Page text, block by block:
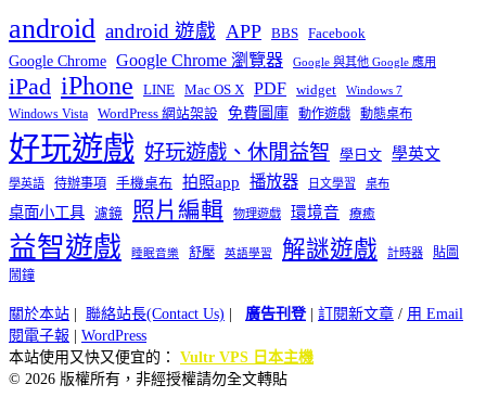
android android 遊戲 APP BBS Facebook
Google Chrome Google Chrome 瀏覽器 Google 與其他 Google 應用
iPad iPhone LINE Mac OS X PDF widget Windows 7
Windows Vista WordPress 網站架設 免費圖庫 動作遊戲 動態桌布
好玩遊戲 好玩遊戲、休閒益智 學日文 學英文
學英語 待辦事項 手機桌布 拍照app 播放器 日文學習 桌布
桌面小工具 濾鏡 照片編輯 物理遊戲 環境音 療癒
益智遊戲 睡眠音樂 舒壓 英語學習 解謎遊戲 計時器
貼圖
鬧鐘
關於本站 | 聯絡站長(Contact Us) | 廣告刊登| 訂閱新文章 / 用 Email
閱電子報 | WordPress
本站使用又快又便宜的： Vultr VPS 日本主機
© 2026 版權所有，非經授權請勿全文轉貼